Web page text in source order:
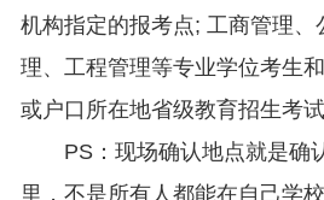
机构指定的报考点; 工商管理、
理、工程管理等专业学位考生
或户口所在地省级教育招生考
PS：现场确认地点就是确
里，不是所有人都能在自己学